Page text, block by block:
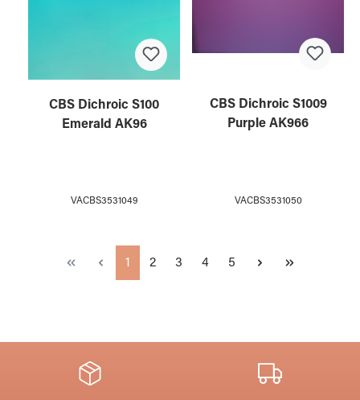
CBS Dichroic S100
Emerald AK96
VACBS3531049
CBS Dichroic S1009
Purple AK966
VACBS3531050
Seite
1 Seite
2 Seite
3 Seite
4 Seite
5